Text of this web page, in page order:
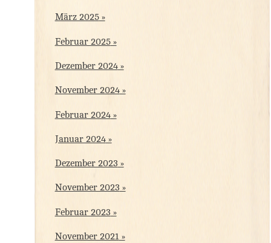
März 2025
Februar 2025
Dezember 2024
November 2024
Februar 2024
Januar 2024
Dezember 2023
November 2023
Februar 2023
November 2021